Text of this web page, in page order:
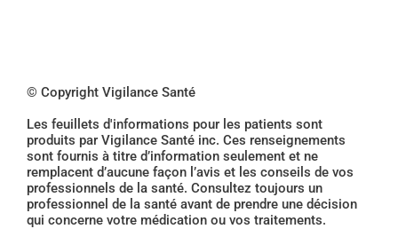
© Copyright Vigilance Santé
Les feuillets d'informations pour les patients sont
produits par Vigilance Santé inc. Ces renseignements
sont fournis à titre d’information seulement et ne
remplacent d’aucune façon l’avis et les conseils de vos
professionnels de la santé. Consultez toujours un
professionnel de la santé avant de prendre une décision
qui concerne votre médication ou vos traitements.